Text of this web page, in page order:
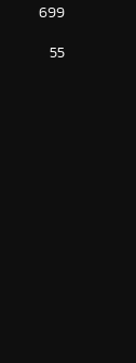
699
55